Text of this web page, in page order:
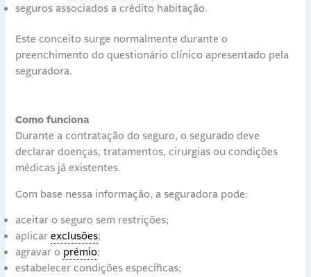
seguros associados a crédito habitação.
Este conceito surge normalmente durante o
preenchimento do questionário clínico apresentado pela
seguradora.
Como funciona
Durante a contratação do seguro, o segurado deve
declarar doenças, tratamentos, cirurgias ou condições
médicas já existentes.
Com base nessa informação, a seguradora pode:
aceitar o seguro sem restrições;
aplicarexclusões;
agravar o prémio;
estabelecer condições específicas;